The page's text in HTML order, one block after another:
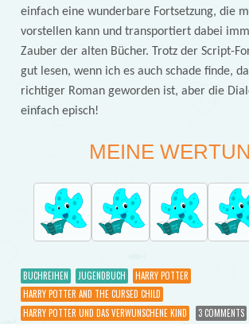
einfach eine wunderbare Fortsetzung, die
vorstellen kann und transportiert dabei
Zauber der alten Bücher. Trotz der Script-
gut lesen, wenn ich es auch schade finde,
richtiger Roman geworden ist, aber die
einfach episch!
MEINE
BUCHREIHEN JUGENDBUCH
HARRY POTTER
HARRY POTTER AND THE CURSED CHILD
HARRY POTTER UND DAS VERWUNSCHENE KIND
3 COMMENTS